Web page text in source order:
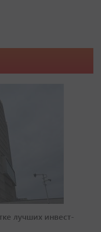
лучших инвест-